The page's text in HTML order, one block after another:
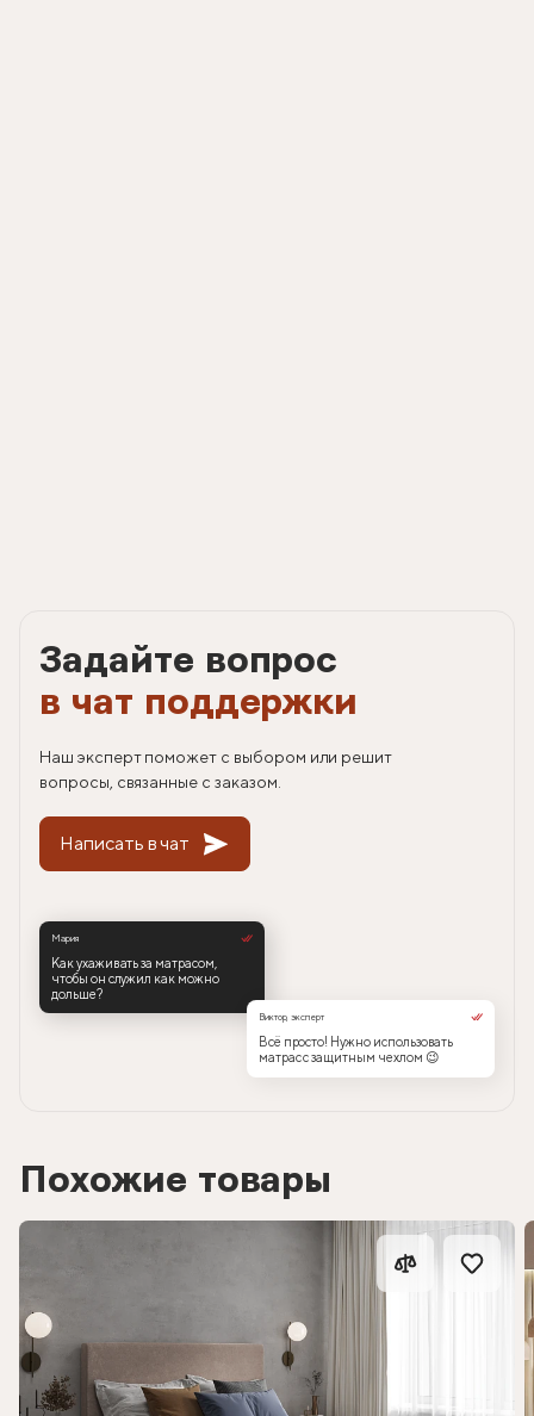
Задайте вопрос
в чат поддержки
Наш эксперт поможет с выбором или решит
вопросы, связанные с заказом.
Написать в чат
Мария
Как ухаживать за матрасом,
чтобы он служил как можно
дольше?
Виктор, эксперт
Всё просто! Нужно использовать
матрас с защитным чехлом 😉
Похожие товары